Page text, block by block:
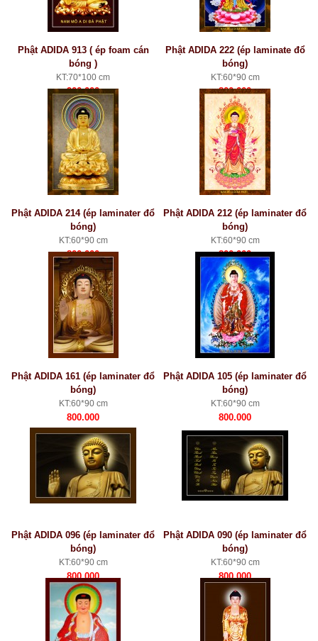
Phật ADIDA 913 ( ép foam cán
bóng )
KT:70*100 cm
900.000
Phật ADIDA 222 (ép laminate đổ
bóng)
KT:60*90 cm
800.000
Phật ADIDA 214 (ép laminater đổ
bóng)
KT:60*90 cm
800.000
Phật ADIDA 212 (ép laminater đổ
bóng)
KT:60*90 cm
800.000
Phật ADIDA 161 (ép laminater đổ
bóng)
KT:60*90 cm
800.000
Phật ADIDA 105 (ép laminater đổ
bóng)
KT:60*90 cm
800.000
Phật ADIDA 096 (ép laminater đổ
bóng)
KT:60*90 cm
800.000
Phật ADIDA 090 (ép laminater đổ
bóng)
KT:60*90 cm
800.000